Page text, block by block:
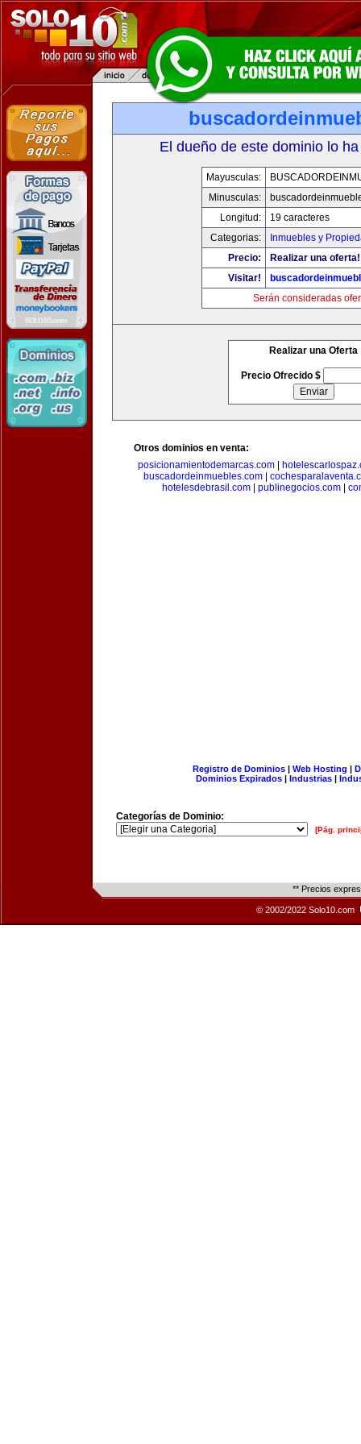
El dueño de este dominio lo
Mayusculas:
Minusculas:
Longitud:
19 caracteres
Categorias:
Inmuebles y
Precio:
Realizar una oferta!
Visitar!
Serán consideradas
Realizar una Oferta
Precio Ofrecido $
Otros dominios en venta:
posicionamientodemarcas.com|
buscadordeinmuebles.com
hotelesdebrasil.com
publinegocios.com
Registro de Dominios| Web Hosting |
Dominios Expirados | Industrias |
Categorías de Dominio:
[Pág.
** Precios
© 2002/2022 Solo10.com